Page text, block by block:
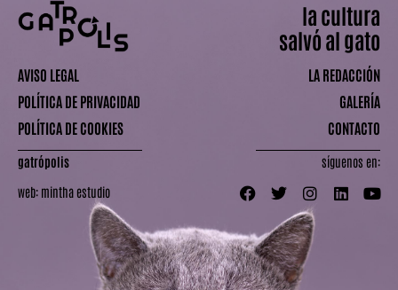
AVISO LEGAL
POLÍTICA DE PRIVACIDAD
POLÍTICA DE COOKIES
gatrópolis
web: mintha estudio
la cultura
salvó al gato
LA REDACCIÓN
GALERÍA
CONTACTO
síguenos en: